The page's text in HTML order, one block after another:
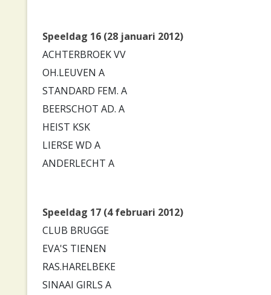
Speeldag 16 (28 januari 2012)
ACHTERBROEK VV
OH.LEUVEN A
STANDARD FEM. A
BEERSCHOT AD. A
HEIST KSK
LIERSE WD A
ANDERLECHT A
Speeldag 17 (4 februari 2012)
CLUB BRUGGE
EVA'S TIENEN
RAS.HARELBEKE
SINAAI GIRLS A